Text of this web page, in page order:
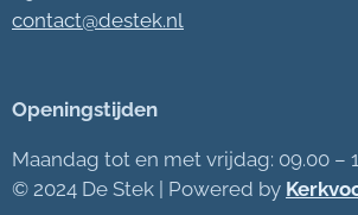
contact@destek.nl
Openingstijden
Maandag tot en met vrijdag: 09.00 –
© 2024 De Stek | Powered by